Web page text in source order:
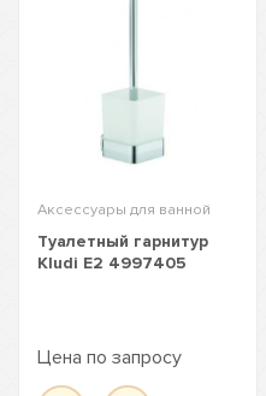
Аксессуары для ванной
Туалетный гарнитур
Kludi E2 4997405
Цена по запросу